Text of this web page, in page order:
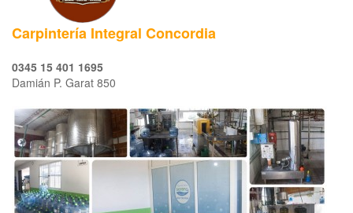
Carpintería Integral Concordia
0345 15 401 1695
Damián P. Garat 850